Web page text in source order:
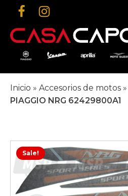
Inicio » Accesorios de motos »
PIAGGIO NRG 62429800A1
Sale!